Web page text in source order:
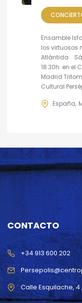
Ensamble
los virtuosos
Atlántida
18:30h. en el
Madrid
Cultural
España
CONTACTO
+34 913 600 202